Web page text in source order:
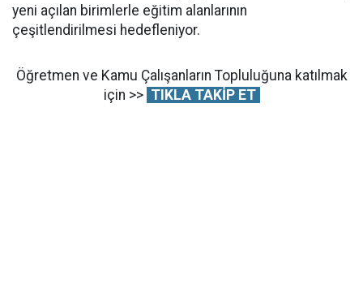
yeni açılan birimlerle eğitim alanlarının
çeşitlendirilmesi hedefleniyor.
Öğretmen ve Kamu Çalışanların Topluluğuna katılmak
için >> TIKLA TAKİP ET